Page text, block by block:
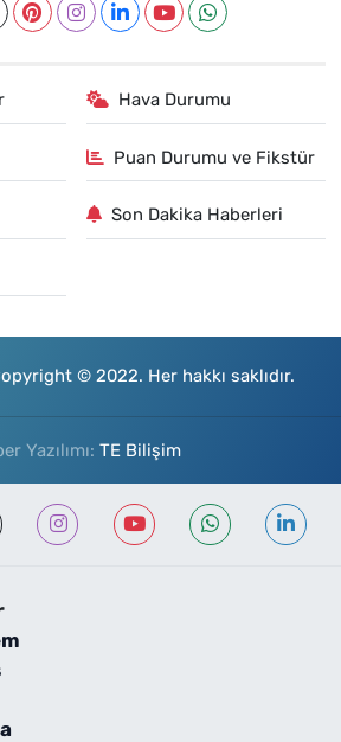
Hava Durumu
Puan Durumu ve Fikstür
Son Dakika Haberleri
© 2022. Her hakkı saklıdır.
Yazılımı: TE Bilişim